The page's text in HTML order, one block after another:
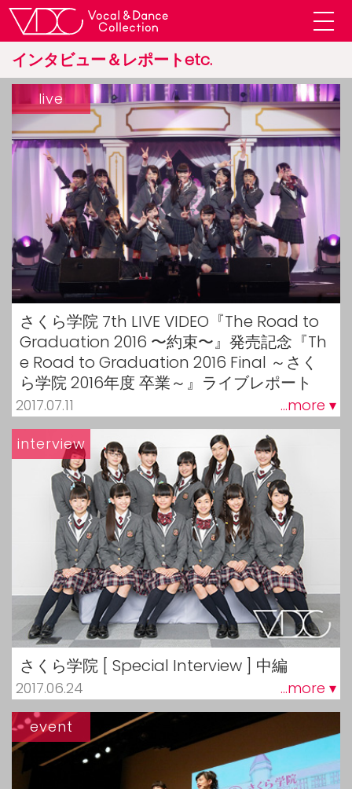
インタビュー＆レポートetc.
さくら学院 7th LIVE VIDEO『The Road to
Graduation 2016 〜約束〜』発売記念『Th
e Road to Graduation 2016 Final ～さく
ら学院 2016年度 卒業～』ライブレポート
2017.07.11 ...more ▾
live
さくら学院 [ Special Interview ] 中編
2017.06.24 ...more ▾
interview
event